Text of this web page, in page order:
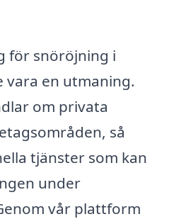
för snöröjning i
vara en utmaning.
om privata
så
tjänster som kan
under
vår plattform